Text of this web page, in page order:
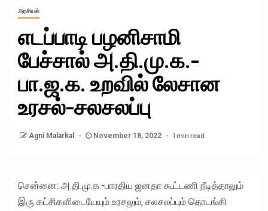
அரசியல்
எடப்பாடி பழனிசாமி
பேச்சால் அ.தி.மு.க.-
பா.ஜ.க. உறவில் லேசான
உரசல்-சலசலப்பு
Agni Malarkal November 18, 2022 1 min read
சென்னை: அ.தி.மு.க.-பாரதிய ஜனதா கூட்டணி நீடித்தாலும்
இரு கட்சிகளிடையேயும் உரசலும், சலசலப்பும் தொடங்கி